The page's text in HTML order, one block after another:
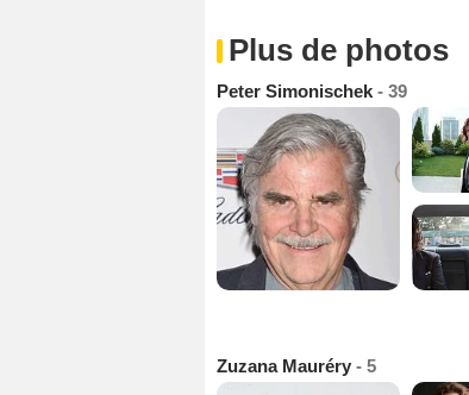
Plus de photos
Peter Simonischek - 39
Zuzana Mauréry - 5